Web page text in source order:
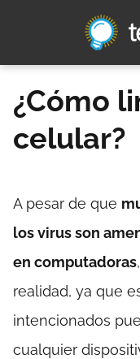
¿Cómo
celular?
A pesar de que
los virus son
en computadoras
realidad, ya que
intencionados
cualquier